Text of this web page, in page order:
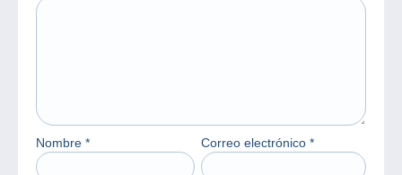
Nombre * Correo electrónico *